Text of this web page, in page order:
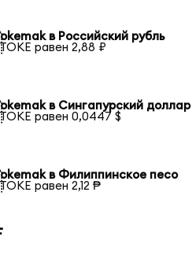
в Российский рубль
TOKE равен 2,88 ₽
в Сингапурский доллар
TOKE равен 0,0447 $
в Филиппинское песо
TOKE равен 2,12 ₱